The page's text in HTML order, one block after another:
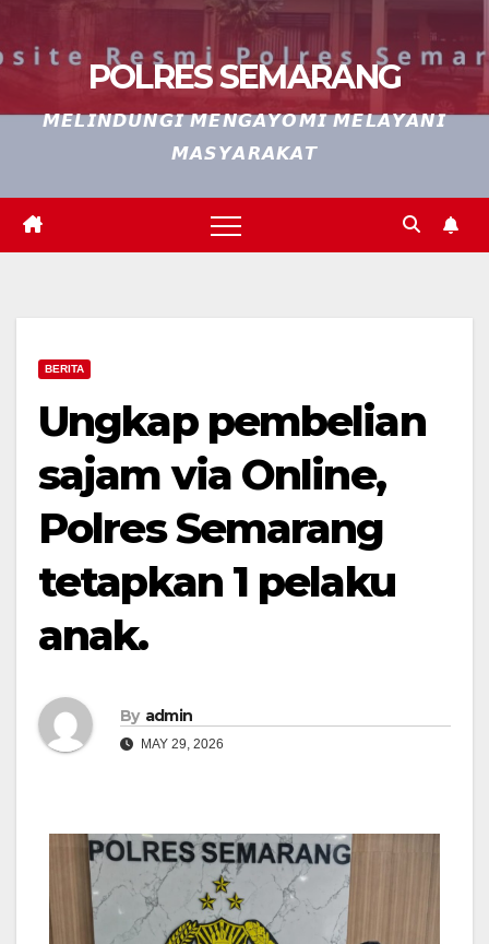
POLRES SEMARANG
𝙈𝙀𝙇𝙄𝙉𝘿𝙐𝙉𝙂𝙄 𝙈𝙀𝙉𝙂𝘼𝙔𝙊𝙈𝙄 𝙈𝙀𝙇𝘼𝙔𝘼𝙉𝙄
𝙈𝘼𝙎𝙔𝘼𝙍𝘼𝙆𝘼𝙏
BERITA
Ungkap pembelian
sajam via Online,
Polres Semarang
tetapkan 1 pelaku
anak.
By admin
MAY 29, 2026